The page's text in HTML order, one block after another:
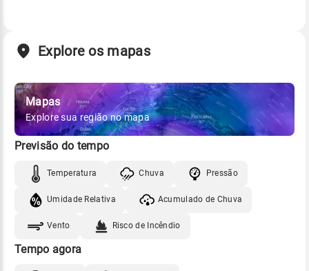
Explore os mapas
Mapas
Explore sua região no mapa
Previsão do tempo
Temperatura Chuva Pressão
Umidade Relativa Acumulado de Chuva
Vento Risco de Incêndio
Tempo agora